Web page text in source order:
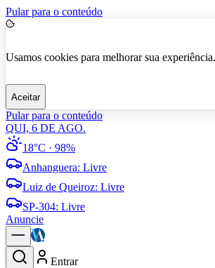
Pular para o conteúdo
Usamos cookies para melhorar sua experiência.
Aceitar
Pular para o conteúdo
QUI, 6 DE AGO.
18°C · 98%
Anhanguera: Livre
Luiz de Queiroz: Livre
SP-304: Livre
Anuncie
Entrar